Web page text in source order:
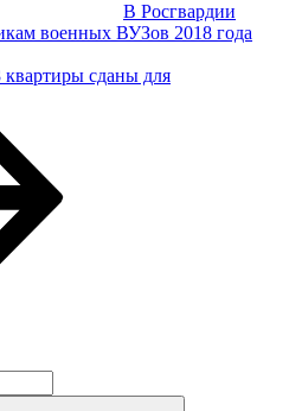
В Росгвардии
военных ВУЗов 2018 года
квартиры сданы для